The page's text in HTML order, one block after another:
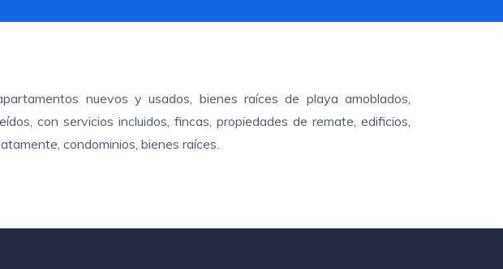
nuevos y usados, bienes raíces de playa amoblados,
con servicios incluidos, fincas, propiedades de remate, edificios,
condominios, bienes raíces.